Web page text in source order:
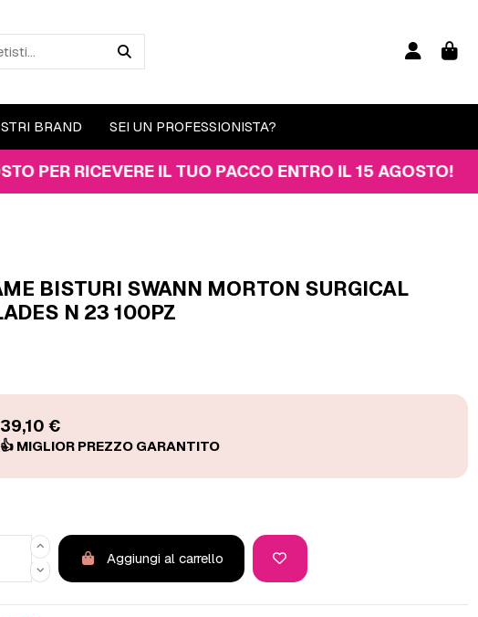
BRAND SEI UN PROFESSIONISTA?
RICEVERE IL TUO PACCO ENTRO IL 15 AGOSTO!
BISTURI SWANN MORTON SURGICAL
N 23 100PZ
39,10 €
Aggiungi al carrello